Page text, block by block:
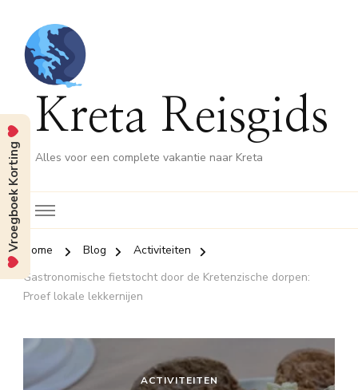
Kreta Reisgids
Alles voor een complete vakantie naar Kreta
Home Blog
Activiteiten
Gastronomische fietstocht door de Kretenzische dorpen:
Proef lokale lekkernijen
ACTIVITEITEN
Vroegboek Korting